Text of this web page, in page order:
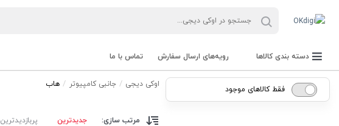
دسته بندی کالاها رویه‌های ارسال سفارش تماس با ما
اوکی دیجی جانبی کامپیوتر هاب
مرتب سازی: جدیدترین پربازدیدترین
فقط کالاهای موجود